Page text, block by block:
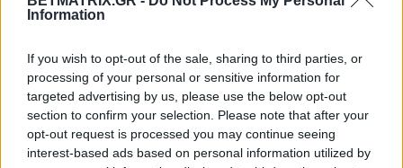
Information
If you wish to opt-out of the sale, sharing to third parties, or
processing of your personal or sensitive information for
targeted advertising by us, please use the below opt-out
section to confirm your selection. Please note that after your
opt-out request is processed you may continue seeing
interest-based ads based on personal information utilized by
στην τσέπη, αλλά το πόσες μεταγραφές θα γίνουν και
πει κάποιος. Γιατί ορισμένα πράγματα ίσως αλλάξουν
στην πορεία.
Δεκάρι και εξτρέμ είναι οι δύο θέσεις που απασχολούν,
ενώ στο τραπέζι έχουν πέσει ακόμα τόσο η περίπτωση